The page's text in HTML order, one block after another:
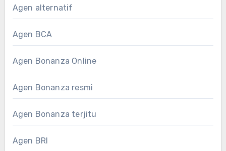
Agen alternatif
Agen BCA
Agen Bonanza Online
Agen Bonanza resmi
Agen Bonanza terjitu
Agen BRI